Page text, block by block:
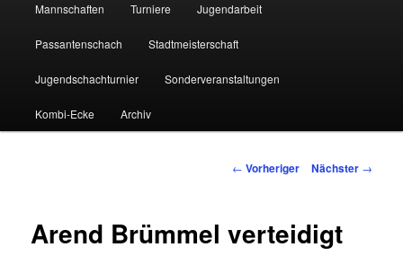
primären
Inhalt
springen
Mannschaften Turniere Jugendarbeit
Passantenschach Stadtmeisterschaft
Jugendschachturnier Sonderveranstaltungen
Kombi-Ecke Archiv
Beitragsnavigation
← Vorheriger Nächster →
Arend Brümmel verteidigt